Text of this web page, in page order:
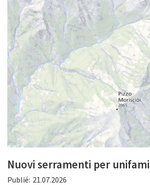
Nuovi serramenti per
Publié: 21.07.2026